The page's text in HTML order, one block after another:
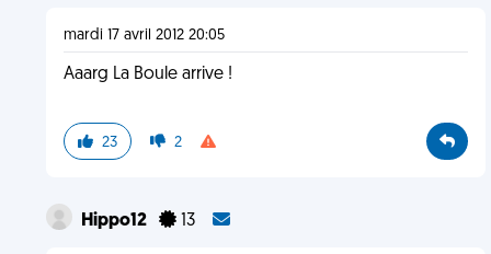
mardi 17 avril 2012 20:05
Aaarg La Boule arrive !
23 2
Hippo12 13